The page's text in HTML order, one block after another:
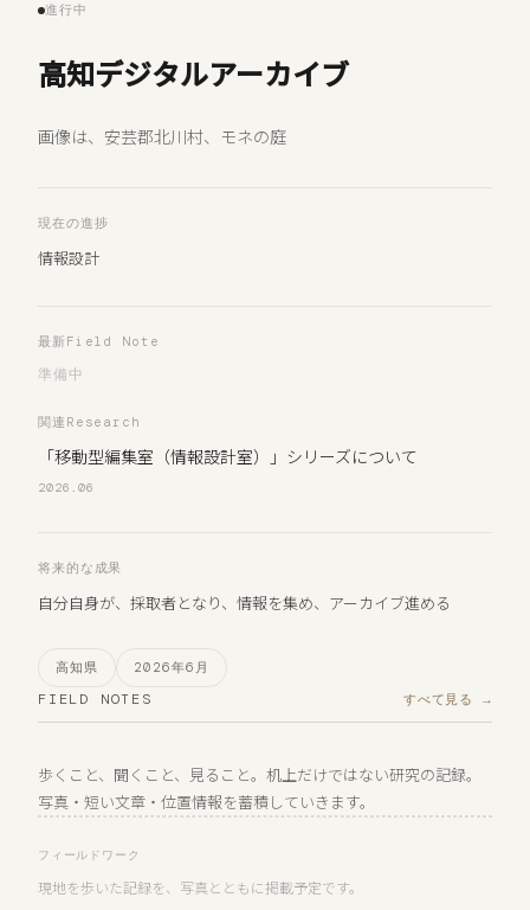
進行中
高知デジタルアーカイブ
画像は、安芸郡北川村、モネの庭
現在の進捗
情報設計
最新Field Note
準備中
関連Research
「移動型編集室（情報設計室）」シリーズについて
2026.06
将来的な成果
自分自身が、採取者となり、情報を集め、アーカイブ進める
高知県 2026年6月
FIELD NOTES すべて見る →
歩くこと、聞くこと、見ること。机上だけではない研究の記録。
写真・短い文章・位置情報を蓄積していきます。
フィールドワーク
現地を歩いた記録を、写真とともに掲載予定です。